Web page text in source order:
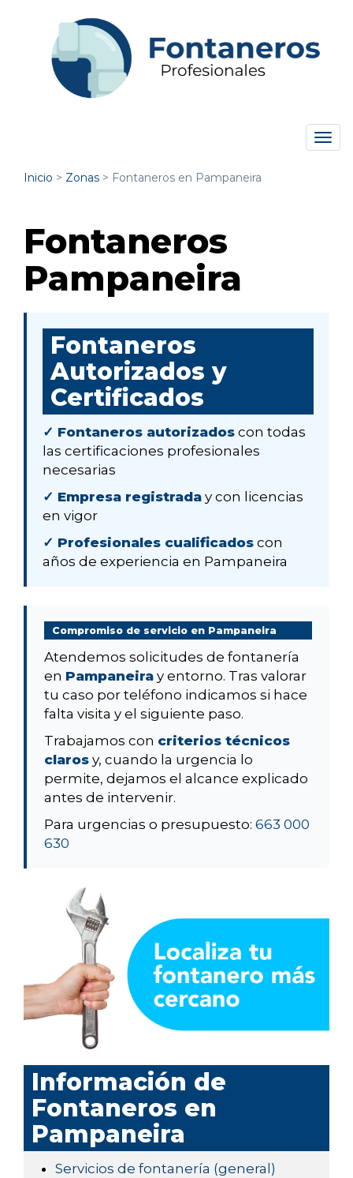
Inicio > Zonas > Fontaneros en Pampaneira
Fontaneros
Pampaneira
Fontaneros
Autorizados y
Certificados
✓ Fontaneros autorizados con todas
las certificaciones profesionales
necesarias
✓ Empresa registrada y con licencias
en vigor
✓ Profesionales cualificados con
años de experiencia en Pampaneira
Compromiso de servicio en Pampaneira
Atendemos solicitudes de fontanería
en Pampaneira y entorno. Tras valorar
tu caso por teléfono indicamos si hace
falta visita y el siguiente paso.
Trabajamos con criterios técnicos
claros y, cuando la urgencia lo
permite, dejamos el alcance explicado
antes de intervenir.
Para urgencias o presupuesto: 663 000
630
Información de
Fontaneros en
Pampaneira
Servicios de fontanería (general)